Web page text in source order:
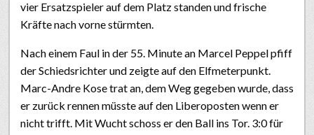
vier Ersatzspieler auf dem Platz standen und frische
Kräfte nach vorne stürmten.
Nach einem Faul in der 55. Minute an Marcel Peppel pfiff
der Schiedsrichter und zeigte auf den Elfmeterpunkt.
Marc-Andre Kose trat an, dem Weg gegeben wurde, dass
er zurück rennen müsste auf den Liberoposten wenn er
nicht trifft. Mit Wucht schoss er den Ball ins Tor. 3:0 für